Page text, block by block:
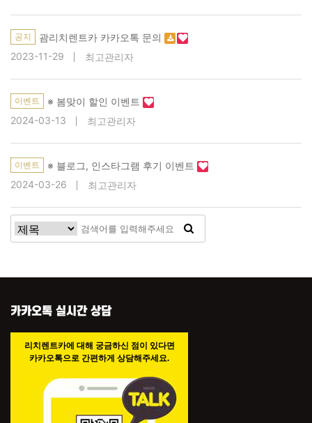
공지
괌리치렌트카 카카오톡 문의
2023-11-29
최고관리자
이벤트
※ 봄맞이 할인 이벤트
2024-03-13
최고관리자
이벤트
※ 블로그, 인스타그램 후기 이벤트
2024-03-26
최고관리자
카카오톡 실시간 상담
리치렌트카에 대해 궁금하신 점이 있다면
카카오톡으로 간편하게 상담해주세요.